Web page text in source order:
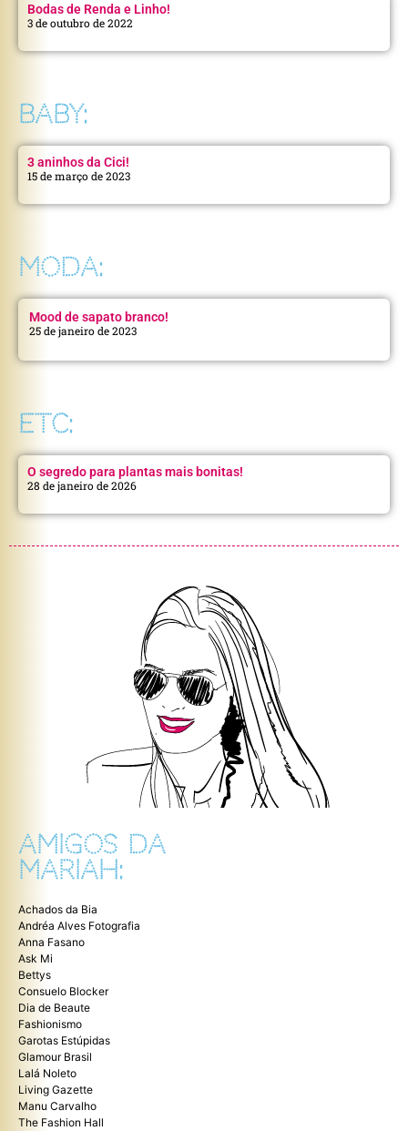
Bodas de Renda e Linho!
3 de outubro de 2022
BABY:
3 aninhos da Cici!
15 de março de 2023
MODA:
Mood de sapato branco!
25 de janeiro de 2023
ETC:
O segredo para plantas mais bonitas!
28 de janeiro de 2026
AMIGOS DA
MARIAH:
Achados da Bia
Andréa Alves Fotografia
Anna Fasano
Ask Mi
Bettys
Consuelo Blocker
Dia de Beaute
Fashionismo
Garotas Estúpidas
Glamour Brasil
Lalá Noleto
Living Gazette
Manu Carvalho
The Fashion Hall